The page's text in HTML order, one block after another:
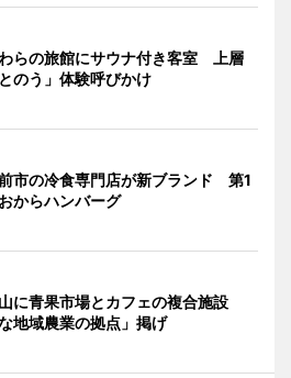
らの旅館にサウナ付き客室 上層
のう」体験呼びかけ
市の冷食専門店が新ブランド 第1
からハンバーグ
に青果市場とカフェの複合施設
な地域農業の拠点」掲げ